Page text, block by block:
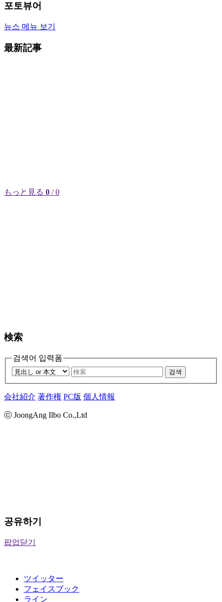
포토뷰어
뉴스 메뉴 보기
最新記事
もっと見る 0 / 0
検索
검색어 입력폼
검색
会社紹介 著作権 PC版 個人情報
ⓒ JoongAng Ilbo Co.,Ltd
공유하기
팝업닫기
ツイッター
フェイスブック
ライン